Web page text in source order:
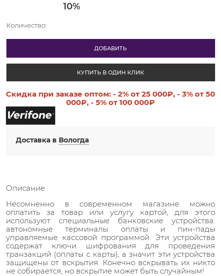
10%
Количество:
ДОБАВИТЬ
КУПИТЬ В ОДИН КЛИК
Скидка при заказе оптом: - 2% от 25 000₽, - 3% от 50
000₽, - 5% от 100 000₽
Доставка в Вологда
Описание
Несомненно в современном магазине можно
оплатить за товар или услугу картой, для этого
используют специальные банковские устройства:
автономные терминалы оплаты и пин-пады
управляемые кассовой программой. Эти устройства
содержат ключи шифрования для проведения
транзакций (оплаты с карты), а значит эти устройства
защищены от вскрытия. Конечно вскрывать их никто
не собирается, но вскрытие может быть случайным!